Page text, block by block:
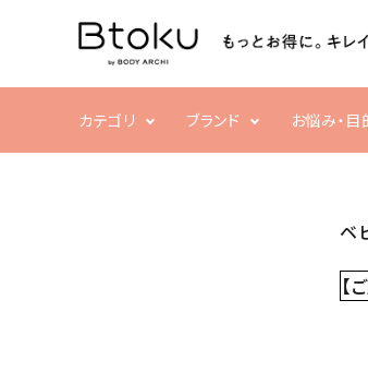
カテゴリ
クリー
ブランド お悩み・目
ベ
【